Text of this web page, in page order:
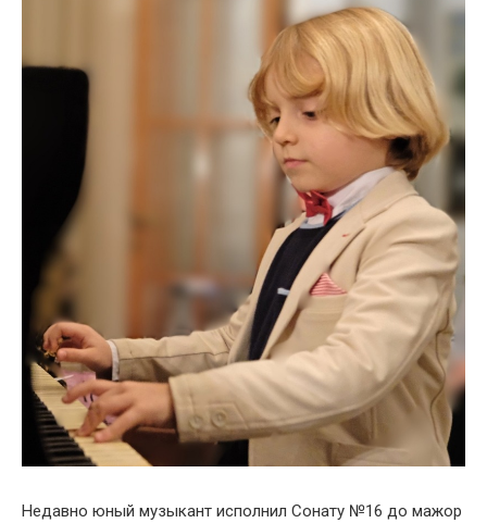
Недавно юный музыкант исполнил Сонату №16 до мажор